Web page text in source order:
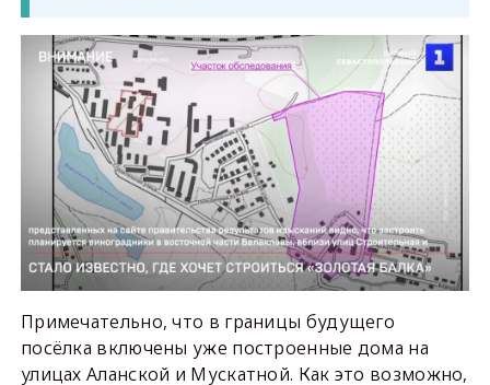
Примечательно, что в границы будущего
посёлка включены уже построенные дома на
улицах Аланской и Мускатной. Как это возможно,